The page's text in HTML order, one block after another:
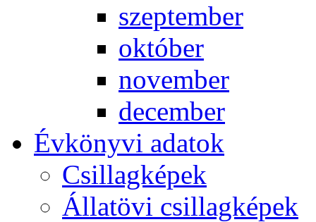
szep­tem­ber
ok­tó­ber
no­vem­ber
de­cem­ber
Év­köny­vi ada­tok
Csil­lag­ké­pek
Ál­lat­övi csil­lag­ké­pek